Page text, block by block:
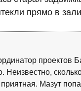
прямо в
проектов
Неизвестно,
Мазут